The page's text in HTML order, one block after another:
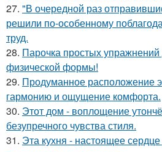
27. "В очередной раз
решили по-особенному
труд.
28. Парочка простых
физической формы!
29. Продуманное расположение
гармонию и ощущение комфорта.
30. Этот дом - воплощение
безупречного чувства стиля.
31. Эта кухня - настоящее